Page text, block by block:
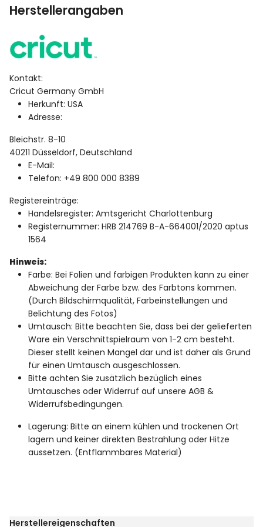
Herstellerangaben
Kontakt:
Cricut Germany GmbH
Herkunft: USA
Adresse:
Bleichstr. 8-10
40211 Düsseldorf, Deutschland
E-Mail:
Telefon: +49 800 000 8389
Registereinträge:
Handelsregister: Amtsgericht Charlottenburg
Registernummer: HRB 214769 B-A-664001/2020 aptus
1564
Hinweis:
Farbe: Bei Folien und farbigen Produkten kann zu einer
Abweichung der Farbe bzw. des Farbtons kommen.
(Durch Bildschirmqualität, Farbeinstellungen und
Belichtung des Fotos)
Umtausch: Bitte beachten Sie, dass bei der gelieferten
Ware ein Verschnittspielraum von 1-2 cm besteht.
Dieser stellt keinen Mangel dar und ist daher als Grund
für einen Umtausch ausgeschlossen.
Bitte achten Sie zusätzlich bezüglich eines
Umtausches oder Widerruf auf unsere AGB &
Widerrufsbedingungen.
Lagerung: Bitte an einem kühlen und trockenen Ort
lagern und keiner direkten Bestrahlung oder Hitze
aussetzen. (Entflammbares Material)
Herstellereigenschaften